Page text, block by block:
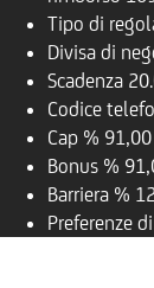
Tipo di
Divisa di
Scadenza
Codice
Cap %
Bonus %
Barriera %
Preferenze